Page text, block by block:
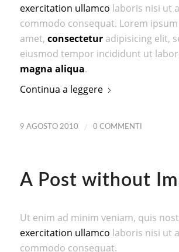
exercitation ullamco laboris nisi ut
commodo consequat. Lorem
amet, consecteturadipisicing elit,
eiusmod tempor incididunt ut
magna aliqua.
Continua a leggere
9 AGOSTO 2010 / 0 COMMENTI
A Post without
Ut enim ad minim veniam, quis
exercitation ullamco laboris nisi ut
commodo consequat.